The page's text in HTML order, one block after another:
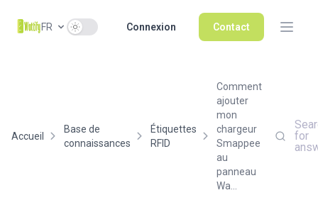
FR Use setting Connexion Contact
Accueil
Base de
connaissances
Étiquettes
RFID
Comment
ajouter
mon
chargeur
Smappee
au
panneau
Wa...
for